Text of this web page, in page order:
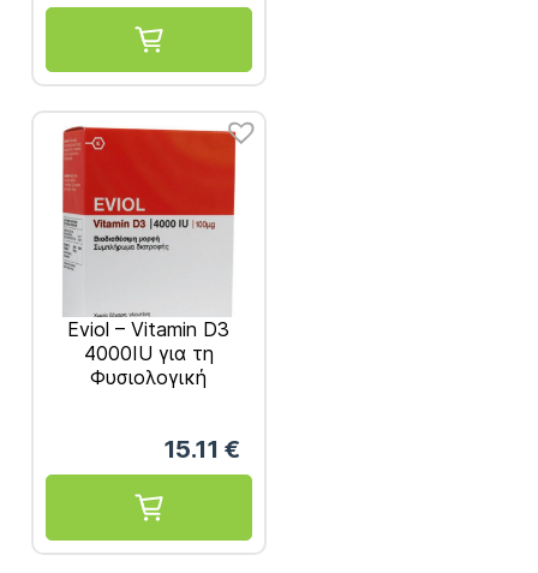
60 caps
Eviol – Vitamin D3
4000IU για τη
Φυσιολογική
και των Μυών 100μg
60 caps
15.11 €